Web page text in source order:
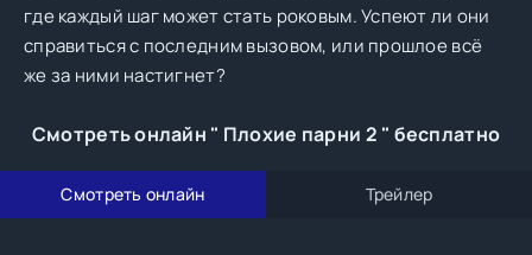
где каждый шаг может стать роковым. Успеют ли они
справиться с последним вызовом, или прошлое всё
же за ними настигнет?
Смотреть онлайн " Плохие парни 2 " бесплатно
Смотреть онлайн Трейлер